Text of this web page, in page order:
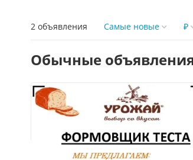
2 объявления Самые новые ₽
Обычные